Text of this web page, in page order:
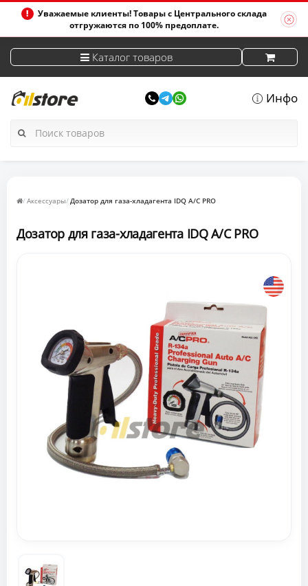
Уважаемые клиенты! Товары с Центрального склада
отгружаются по 100% предоплате.
Каталог товаров
Инфо
Аксессуары Дозатор для газа-хладагента IDQ A/C PRO
Дозатор для газа-хладагента IDQ A/C PRO